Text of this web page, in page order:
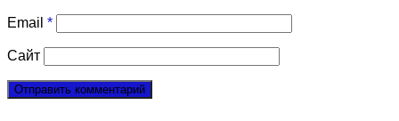
Email *
Сайт